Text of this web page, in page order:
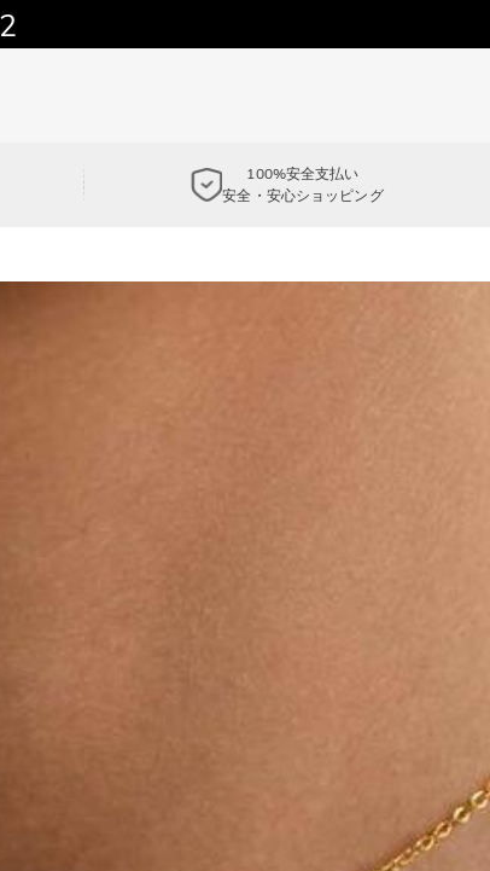
100%安全支払い
安全・安心ショッピング